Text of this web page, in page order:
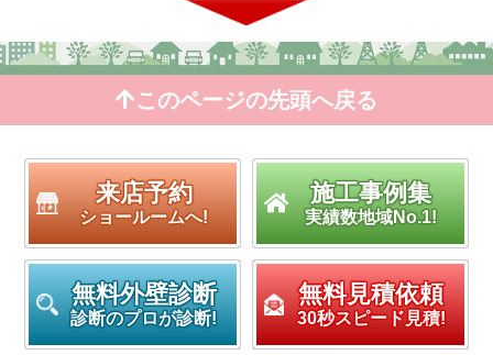
このページの先頭へ戻る
来店予約
ショールームへ!
施工事例集
実績数地域No.1!
無料外壁診断
診断のプロが診断!
無料見積依頼
30秒スピード見積!